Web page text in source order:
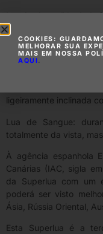
Lua Azul: apelido dado
mesmo mês. Por ser
tem de fato uma
aparência do satélite.
ligeiramente inclinada
Lua de Sangue:
totalmente da vista,
À agência espanhola
Canárias (IAC, sigla
da Superlua com um
poderá ser visto
Ásia, Rússia Oriental,
Esta Superlua é a
COOKIES:
MELHORAR SUA
MAIS EM NOSSA
AQUI.